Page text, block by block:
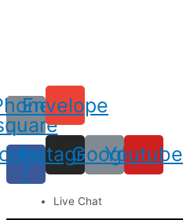
Envelope
f
Instagram
GoogleYoutube
Live Chat